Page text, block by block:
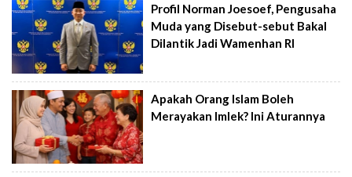
Profil Norman Joesoef, Pengusaha
Muda yang Disebut-sebut Bakal
Dilantik Jadi Wamenhan RI
Apakah Orang Islam Boleh
Merayakan Imlek? Ini Aturannya